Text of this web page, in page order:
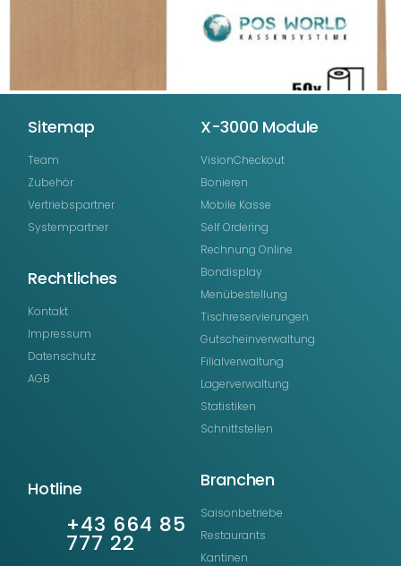
Sitemap
Team
Zubehör
Vertriebspartner
Systempartner
Rechtliches
Kontakt
Impressum
Datenschutz
AGB
X-3000 Module
VisionCheckout
Bonieren
Mobile Kasse
Self Ordering
Rechnung Online
Bondisplay
Menübestellung
Tischreservierungen
Gutscheinverwaltung
Filialverwaltung
Lagerverwaltung
Statistiken
Schnittstellen
Branchen
Saisonbetriebe
Restaurants
Kantinen
Hotline
+43 664 85
777 22